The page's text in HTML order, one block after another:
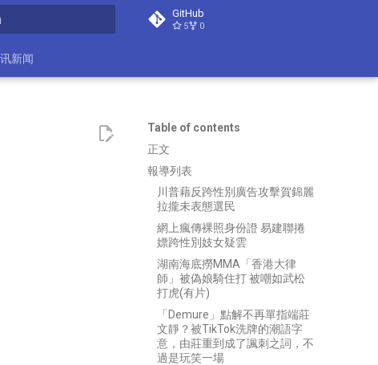
GitHub
5 0
新闻
Table of contents
正文
報導列表
川普藉反跨性別廣告攻擊賀錦麗
拉攏未表態選民
網上瘋傳裸照身份證 易建聯捲
嫖跨性別妓女疑雲
湖南海底撈MMA「香港大律
師」被偽娘騎住打 被嘲如武松
打虎(有片)
「Demure」點解不再單指端莊
文靜？被TikTok洗牌的潮語字
意，由莊重到成了諷刺之詞，不
過是玩笑一場